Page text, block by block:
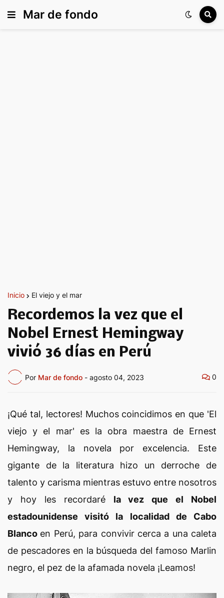
Mar de fondo
Inicio El viejo y el mar
Recordemos la vez que el
Nobel Ernest Hemingway
vivió 36 días en Perú
Por Mar de fondo - agosto 04, 2023 0
¡Qué tal, lectores! Muchos coincidimos en que 'El
viejo y el mar' es la obra maestra de Ernest
Hemingway, la novela por excelencia. Este
gigante de la literatura hizo un derroche de
talento y carisma mientras estuvo entre nosotros
y hoy les recordaré la vez que el Nobel
estadounidense visitó la localidad de Cabo
Blanco en Perú, para convivir cerca a una caleta
de pescadores en la búsqueda del famoso Marlin
negro, el pez de la afamada novela ¡Leamos!